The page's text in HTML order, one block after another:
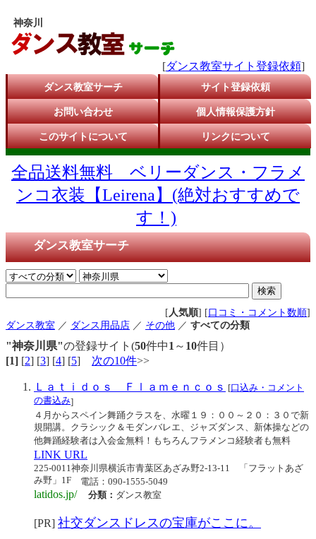
神奈川
[ダンス教室サイト登録依頼]
ダンス教室サーチ サイト登録依頼
お問い合わせ 個人情報保護方針
このサイトについて リンクについて
全品送料無料 ベリーダンス・フラメ
ンコ衣装【Leirena】(絶対おすすめで
す！)
ダンス教室サーチ
[ 人気順] [ 口コミ・コメント数順]
ダンス教室 ／ ダンス用品店 ／ その他 ／ すべての分類
"神奈川県"の登録サイト(50件中1 ～ 10件目）
[1] [2] [3] [4] [5] 次の10件>>
Ｌａｔｉｄｏｓ Ｆｌａｍｅｎｃｏｓ [口込み・コメント
の書込み]
４月からスペイン舞踊クラスを、水曜１９：００～２０：３０で新
規開講。クラシック＆モダンバレエ、ジャズダンス、新体操などの
他舞踊経験者は入会金無料！もちろんフラメンコ経験者も無料
LINK URL
225-0011神奈川県横浜市青葉区あざみ野2-13-11 「フラットあざ
み野」1F 電話：090-1555-5049
latidos.jp/ 分類： ダンス教室
[PR] 社交ダンスドレスの宝庫がここに。